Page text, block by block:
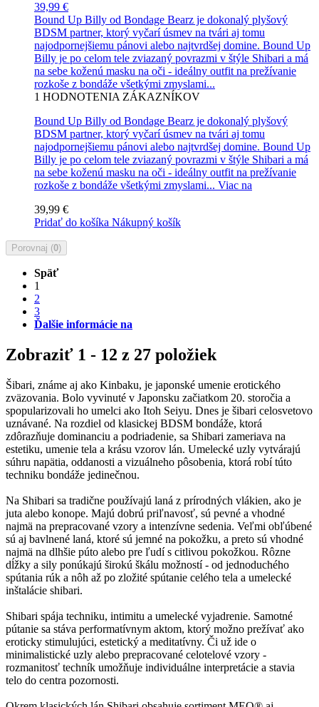
39,99 €
Bound Up Billy od Bondage Bearz je dokonalý plyšový
BDSM partner, ktorý vyčarí úsmev na tvári aj tomu
najodpornejšiemu pánovi alebo najtvrdšej domine. Bound Up
Billy je po celom tele zviazaný povrazmi v štýle Shibari a má
na sebe koženú masku na oči - ideálny outfit na prežívanie
rozkoše z bondáže všetkými zmyslami...
1 HODNOTENIA ZÁKAZNÍKOV
Bound Up Billy od Bondage Bearz je dokonalý plyšový
BDSM partner, ktorý vyčarí úsmev na tvári aj tomu
najodpornejšiemu pánovi alebo najtvrdšej domine. Bound Up
Billy je po celom tele zviazaný povrazmi v štýle Shibari a má
na sebe koženú masku na oči - ideálny outfit na prežívanie
rozkoše z bondáže všetkými zmyslami... Viac na
39,99 €
Pridať do košíka Nákupný košík
Porovnaj (0)
Späť
1
2
3
Ďalšie informácie na
Zobraziť 1 - 12 z 27 položiek
Šibari, známe aj ako Kinbaku, je japonské umenie erotického
zväzovania. Bolo vyvinuté v Japonsku začiatkom 20. storočia a
spopularizovali ho umelci ako Itoh Seiyu. Dnes je šibari celosvetovo
uznávané. Na rozdiel od klasickej BDSM bondáže, ktorá
zdôrazňuje dominanciu a podriadenie, sa Shibari zameriava na
estetiku, umenie tela a krásu vzorov lán. Umelecké uzly vytvárajú
súhru napätia, oddanosti a vizuálneho pôsobenia, ktorá robí túto
techniku bondáže jedinečnou.
Na Shibari sa tradične používajú laná z prírodných vlákien, ako je
juta alebo konope. Majú dobrú priľnavosť, sú pevné a vhodné
najmä na prepracované vzory a intenzívne sedenia. Veľmi obľúbené
sú aj bavlnené laná, ktoré sú jemné na pokožku, a preto sú vhodné
najmä na dlhšie púto alebo pre ľudí s citlivou pokožkou. Rôzne
dĺžky a sily ponúkajú širokú škálu možností - od jednoduchého
spútania rúk a nôh až po zložité spútanie celého tela a umelecké
inštalácie shibari.
Shibari spája techniku, intimitu a umelecké vyjadrenie. Samotné
pútanie sa stáva performatívnym aktom, ktorý možno prežívať ako
eroticky stimulujúci, estetický a meditatívny. Či už ide o
minimalistické uzly alebo prepracované celotelové vzory -
rozmanitosť techník umožňuje individuálne interpretácie a stavia
telo do centra pozornosti.